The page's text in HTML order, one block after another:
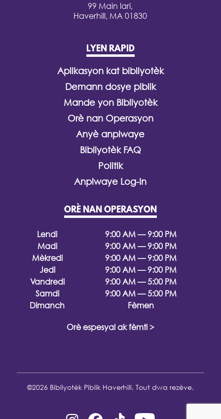
99 Main lari,
Haverhill, MA 01830
LYEN RAPID
Aplikasyon kat bibliyotèk
Demann dosye piblik
Mande yon Bibliyotèk
Orè nan Operasyon
Anyè anplwaye
Bibliyotèk FAQ
Politik
Anplwaye Log-In
ORÈ NAN OPERASYON
Lendi
9:00 AM — 9:00 PM
Madi
9:00 AM — 9:00 PM
Mèkredi
9:00 AM — 9:00 PM
Jedi
9:00 AM — 9:00 PM
Vandredi
9:00 AM — 5:00 PM
Samdi
9:00 AM — 5:00 PM
Dimanch
Fèmen
Orè espesyal ak fèmti >
©2026 Bibliyotèk Piblik Haverhill. Tout dwa rezève.